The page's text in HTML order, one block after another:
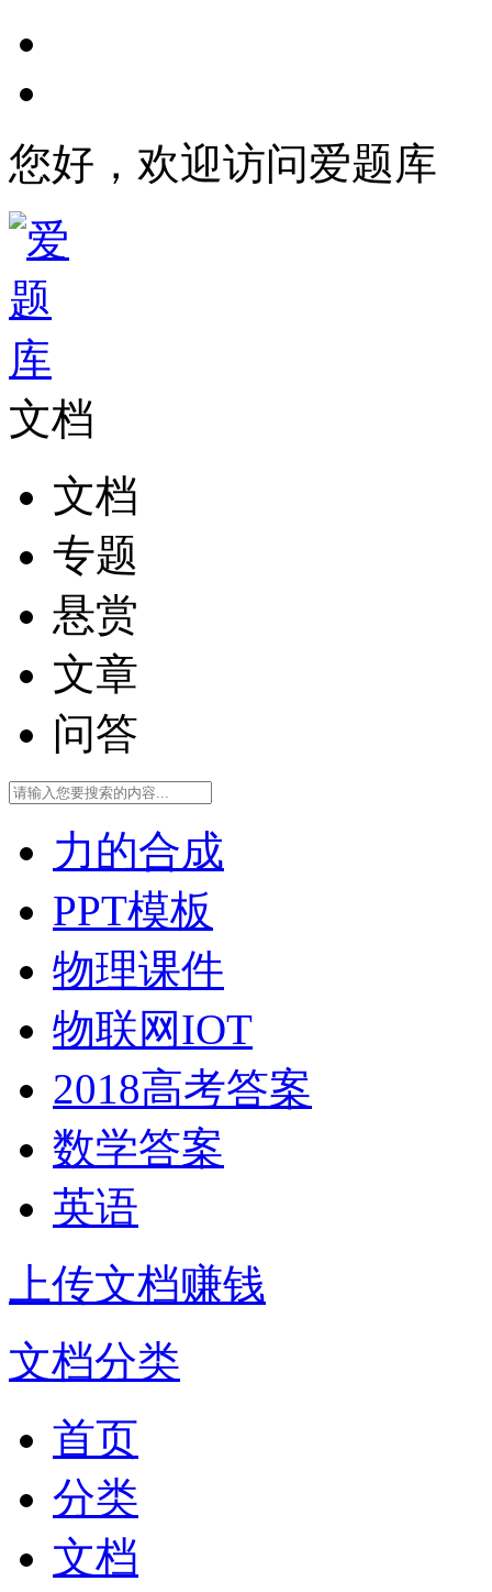
您好，欢迎访问爱题库
文档
文档
专题
悬赏
文章
问答
力的合成
PPT模板
物理课件
物联网IOT
2018高考答案
数学答案
英语
上传文档赚钱
文档分类
首页
分类
文档